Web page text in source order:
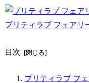
プリティラブ フェアリ
目次
プリティラブ フ